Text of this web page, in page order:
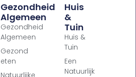
Gezondheid
Algemeen
Gezondheid
Algemeen
Gezond
eten
Natuurlijke
Huis
&
Tuin
Huis &
Tuin
Een
Natuurlijk